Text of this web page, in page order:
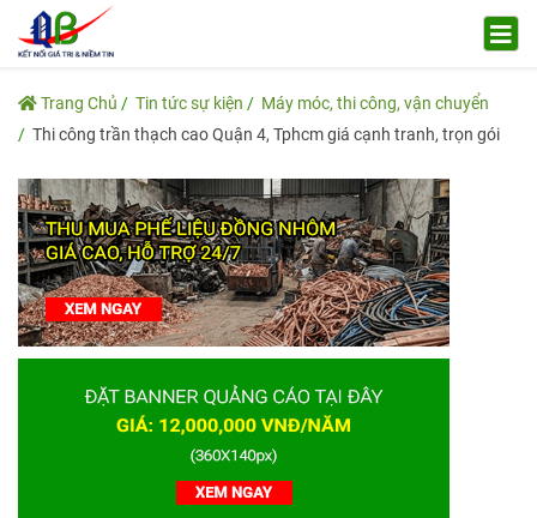
Trang Chủ Tin tức sự kiện
Máy móc, thi công, vận chuyển
Thi công trần thạch cao Quận 4, Tphcm giá cạnh tranh, trọn gói